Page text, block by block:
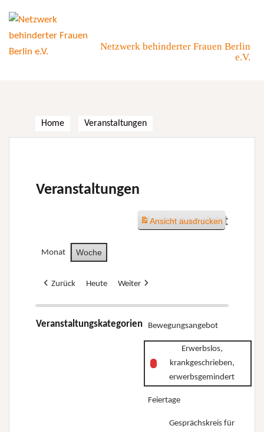
content
Netzwerk behinderter Frauen Berlin
e.V.
Home Veranstaltungen
Veranstaltungen
Wochenansicht
Monat Woche
Zurück Heute Weiter
Veranstaltungskategorien Bewegungsangebot
Erwerbslos,
krankgeschrieben,
erwerbsgemindert
Feiertage
Gesprächskreis für
Ansichtausdrucken